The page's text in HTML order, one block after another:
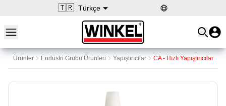
🇹🇷 Türkçe
Open main menu
Winkel
Ürünler Endüstri Grubu Ürünleri Yapıştırıcılar CA - Hızlı Yapıştırıcılar